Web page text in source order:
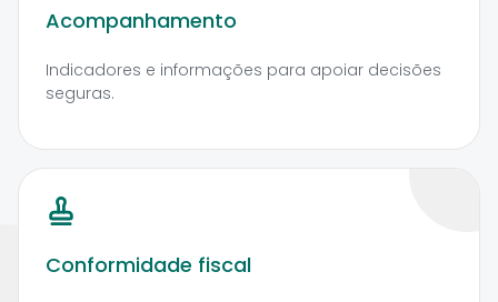
Acompanhamento
Indicadores e informações para apoiar decisões
seguras.
Conformidade fiscal